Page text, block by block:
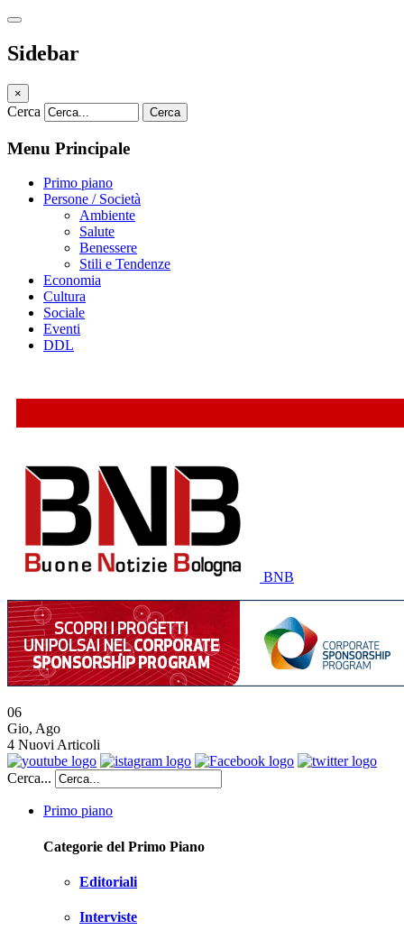
Sidebar
×
Cerca Cerca
Menu Principale
Primo piano
Persone / Società
Ambiente
Salute
Benessere
Stili e Tendenze
Economia
Cultura
Sociale
Eventi
DDL
BNB
06
Gio, Ago
4 Nuovi Articoli
Cerca...
Primo piano
Categorie del Primo Piano
Editoriali
Interviste